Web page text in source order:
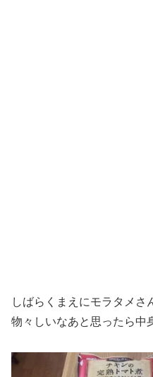
しばらくまえにモラタメさ
物々しいなあと思ったら中